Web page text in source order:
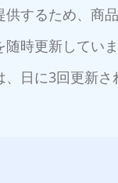
するため、商
時更新していま
日に3回更新さ